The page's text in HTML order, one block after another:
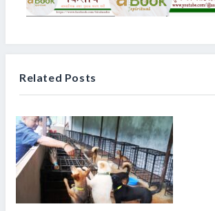
Related Posts